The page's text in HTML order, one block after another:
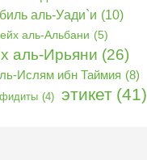
аль-Уади`и (10)
аль-Альбани (5)
аль-Ирьяни (26)
Ислям ибн Таймия (8)
(4) этикет (41)